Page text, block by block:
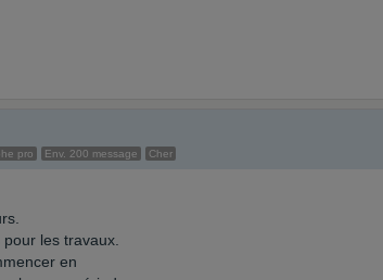
pro Env. 200 message Cher
les travaux.
en